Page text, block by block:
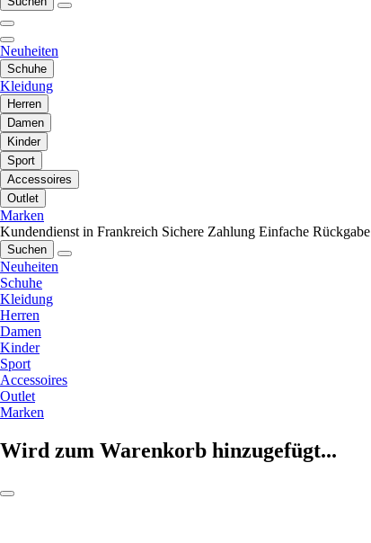
Neuheiten
Schuhe
Kleidung
Herren
Damen
Kinder
Sport
Accessoires
Outlet
Marken
Kundendienst in Frankreich Sichere Zahlung Einfache Rückgabe
Suchen
Neuheiten
Schuhe
Kleidung
Herren
Damen
Kinder
Sport
Accessoires
Outlet
Marken
Wird zum Warenkorb hinzugefügt...